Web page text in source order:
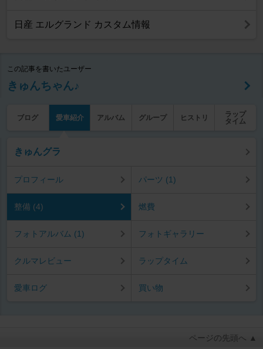
日産 エルグランド カスタム情報
この記事を書いたユーザー
きゅんちゃん♪
ブログ 愛車紹介 アルバム グループ ヒストリ
ラップ
タイム
きゅんグラ
プロフィール パーツ (1)
整備 (4) 燃費
フォトアルバム (1) フォトギャラリー
クルマレビュー ラップタイム
愛車ログ 買い物
ページの先頭へ ▲